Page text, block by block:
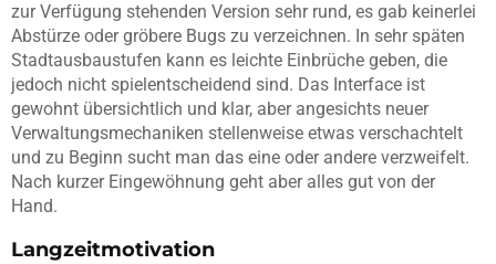
zur Verfügung stehenden Version sehr rund, es gab keinerlei
Abstürze oder gröbere Bugs zu verzeichnen. In sehr späten
Stadtausbaustufen kann es leichte Einbrüche geben, die
jedoch nicht spielentscheidend sind. Das Interface ist
gewohnt übersichtlich und klar, aber angesichts neuer
Verwaltungsmechaniken stellenweise etwas verschachtelt
und zu Beginn sucht man das eine oder andere verzweifelt.
Nach kurzer Eingewöhnung geht aber alles gut von der
Hand.
Langzeitmotivation